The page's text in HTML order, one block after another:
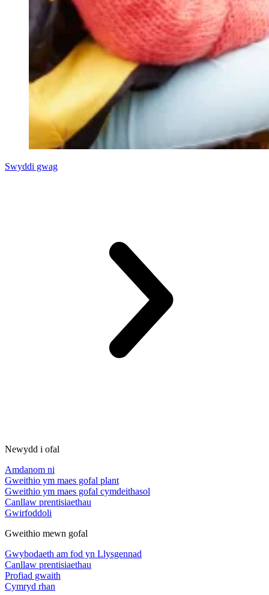
Swyddi gwag
Newydd i ofal
Amdanom ni
Gweithio ym maes gofal plant
Gweithio ym maes gofal cymdeithasol
Canllaw prentisiaethau
Gwirfoddoli
Gweithio mewn gofal
Gwybodaeth am fod yn Llysgennad
Canllaw prentisiaethau
Profiad gwaith
Cymryd rhan